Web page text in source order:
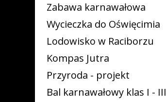
Zabawa karnawałowa
Wycieczka do Oświęcimia
Lodowisko w Raciborzu
Kompas Jutra
Przyroda - projekt
Bal karnawałowy klas I - III